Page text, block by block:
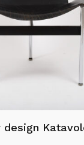
design